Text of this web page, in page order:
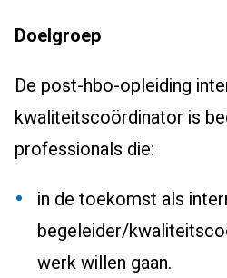
Doelgroep
De post-hbo-opleiding
kwaliteitscoördinator is
professionals die:
in de toekomst als
begeleider/
werk willen gaan.